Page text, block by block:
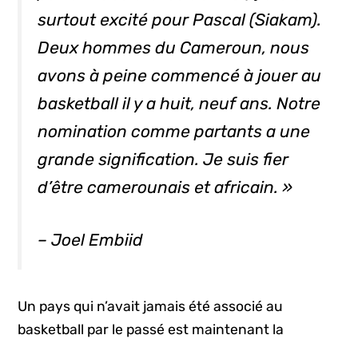
surtout excité pour Pascal (Siakam).
Deux hommes du Cameroun, nous
avons à peine commencé à jouer au
basketball il y a huit, neuf ans. Notre
nomination comme partants a une
grande signification. Je suis fier
d’être camerounais et africain. »
– Joel Embiid
Un pays qui n’avait jamais été associé au
basketball par le passé est maintenant la